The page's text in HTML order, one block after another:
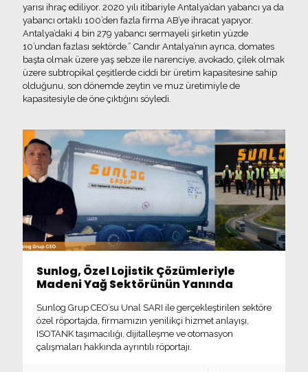
yarısı ihraç ediliyor. 2020 yılı itibariyle Antalya’dan yabancı ya da
yabancı ortaklı 100’den fazla firma AB’ye ihracat yapıyor.
Antalya’daki 4 bin 279 yabancı sermayeli şirketin yüzde
10’undan fazlası sektörde.” Candır Antalya’nın ayrıca, domates
başta olmak üzere yaş sebze ile narenciye, avokado, çilek olmak
üzere subtropikal çeşitlerde ciddi bir üretim kapasitesine sahip
olduğunu, son dönemde zeytin ve muz üretimiyle de
kapasitesiyle de öne çıktığını söyledi.
Sunlog, Özel Lojistik Çözümleriyle
Madeni Yağ Sektörünün Yanında
Sunlog Grup CEO’su Unal SARI ile gerçekleştirilen sektöre
özel röportajda, firmamızın yenilikçi hizmet anlayışı,
ISOTANK taşımacılığı, dijitalleşme ve otomasyon
çalışmaları hakkında ayrıntılı röportajı.